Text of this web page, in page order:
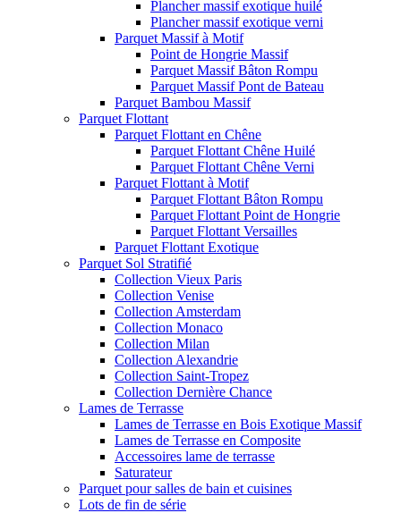
Plancher massif exotique huilé
Plancher massif exotique verni
Parquet Massif à Motif
Point de Hongrie Massif
Parquet Massif Bâton Rompu
Parquet Massif Pont de Bateau
Parquet Bambou Massif
Parquet Flottant
Parquet Flottant en Chêne
Parquet Flottant Chêne Huilé
Parquet Flottant Chêne Verni
Parquet Flottant à Motif
Parquet Flottant Bâton Rompu
Parquet Flottant Point de Hongrie
Parquet Flottant Versailles
Parquet Flottant Exotique
Parquet Sol Stratifié
Collection Vieux Paris
Collection Venise
Collection Amsterdam
Collection Monaco
Collection Milan
Collection Alexandrie
Collection Saint-Tropez
Collection Dernière Chance
Lames de Terrasse
Lames de Terrasse en Bois Exotique Massif
Lames de Terrasse en Composite
Accessoires lame de terrasse
Saturateur
Parquet pour salles de bain et cuisines
Lots de fin de série